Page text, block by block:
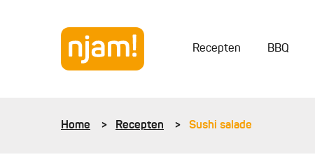
Recepten BBQ
Home Recepten Sushi salade